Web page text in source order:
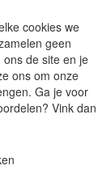
buizen
en
cookies we
geen
de site en je
ons om onze
Ga je voor
Vink dan